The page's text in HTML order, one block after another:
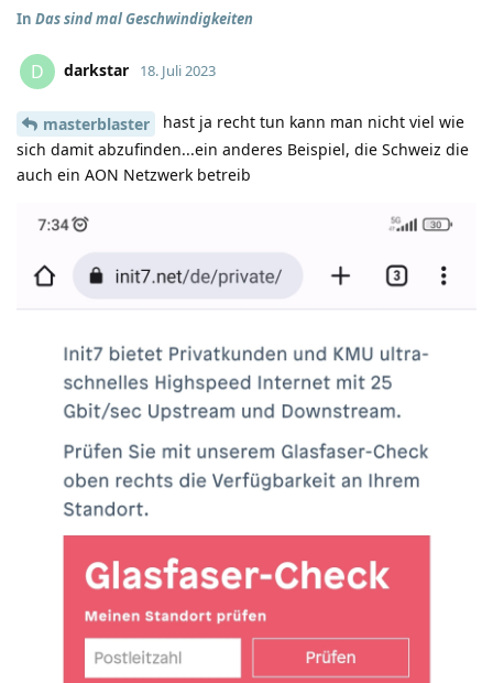
In Das sind mal Geschwindigkeiten
D darkstar 18. Juli 2023
masterblaster
hast ja recht tun kann man nicht viel wie
sich damit abzufinden...ein anderes Beispiel, die Schweiz die
auch ein AON Netzwerk betreib